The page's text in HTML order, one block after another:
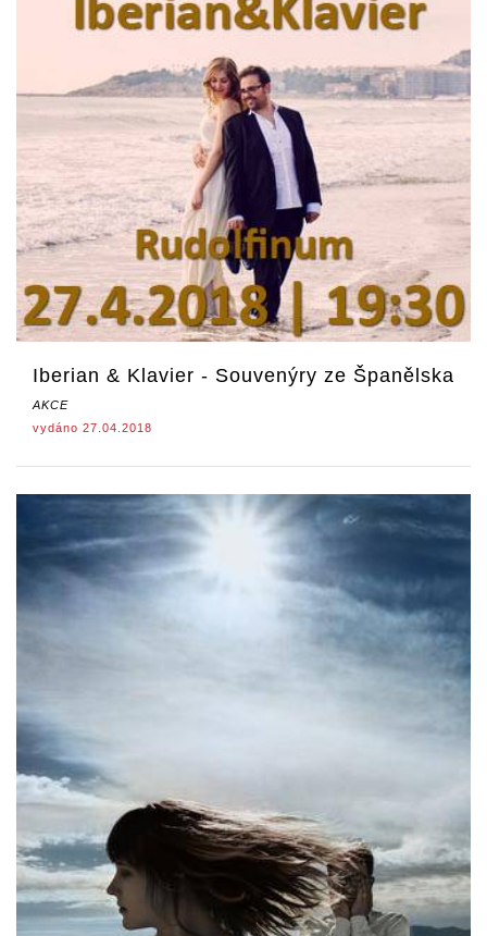
Iberian & Klavier - Souvenýry ze Španělska
AKCE
vydáno 27.04.2018